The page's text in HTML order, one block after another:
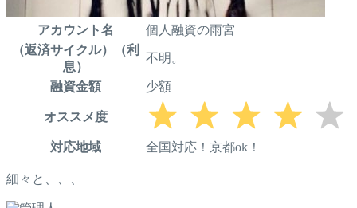
アカウント名
個人融資の雨宮
（返済サイクル）（利
息）
不明。
融資金額 少額
オススメ度
対応地域 全国対応！京都ok！
細々と、、、